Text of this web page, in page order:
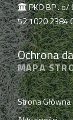
PKO BP . o/
52 1020 2384
Ochrona
MAPA
Strona Główna